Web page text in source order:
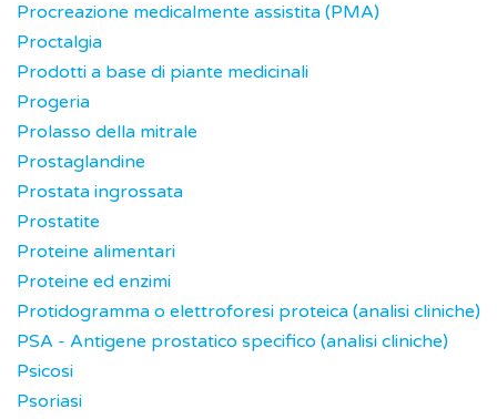
Procreazione medicalmente assistita (PMA)
Proctalgia
Prodotti a base di piante medicinali
Progeria
Prolasso della mitrale
Prostaglandine
Prostata ingrossata
Prostatite
Proteine alimentari
Proteine ed enzimi
Protidogramma o elettroforesi proteica (analisi cliniche)
PSA - Antigene prostatico specifico (analisi cliniche)
Psicosi
Psoriasi